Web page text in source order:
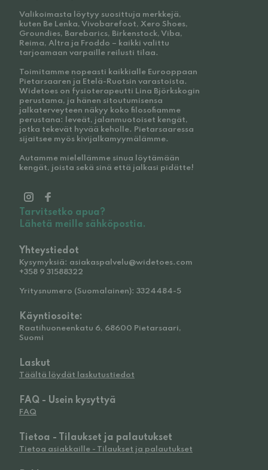
Valikoimasta löytyy suosittuja merkkejä,
kuten Be Lenka, Vivobarefoot, Xero Shoes,
Groundies, Barebarics, Birkenstock, Viba,
Reima, Altra ja Froddo – kaikki valittu
tarjoamaan varpaille reilusti tilaa.
Toimitamme nopeasti kaikkialle Eurooppaan
Pietarsaaren ja Etelä-Ruotsin varastoista.
Widetoes on fysioterapeutti Lina Björkskogin
perustama, ja hänen sitoutumisensa
jalkaterveyteen näkyy koko filosofiamme
perustana: leveät, jalanmuotoiset kengät,
jotka tekevät hyvää keholle. Pietarsaaressa
sijaitsee myös kivijalkamyymälämme.
Autamme mielellämme sinua löytämään
kengät, joista sekä sinä että jalkasi pidätte!
Tarvitsetko apua?
Lähetä meille sähköpostia.
Yhteystiedot
Kysymyksiä: asiakaspalvelu@widetoes.com
+358 9 31588322
Yritysnumero (Suomalainen): 3324484-5
Käyntiosoite:
Raatihuoneenkatu 6, 68600 Pietarsaari,
Suomi
Laskut
Täältä löydät laskutustiedot
FAQ - Usein kysyttyä
FAQ
Tietoa - Tilaukset ja palautukset
Tietoa asiakkaille - Tilaukset ja palautukset